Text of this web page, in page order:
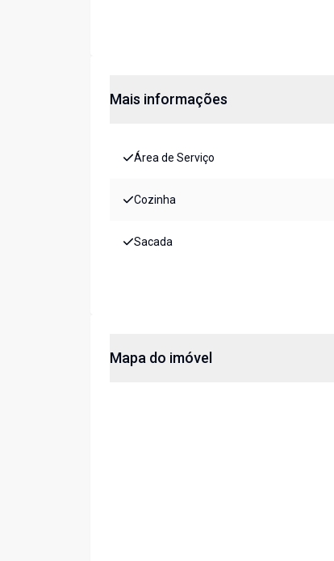
Mais informações
Área de Serviço
Cozinha
Sacada
Mapa do imóvel